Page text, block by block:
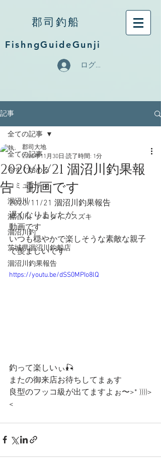
郡司釣船
FishngGuideGunji
ログイン
記事
全ての記事
今すぐ始める
コミュニティ
涸沼川
涸沼川、クロダイ、スズキ
涸沼川釣
茨城県涸沼川釣船店
涸沼川釣果報告
全ての記事
2020/11/21 涸沼川釣果報
告 動画です
郡司大地
2020年11月30日 読了時間: 1分
2020/11/21 涸沼川釣果報告
遅くなりましたが
動画です
いつも穏やかで楽しそうな素敵な親子
で羨ましいです
https://youtu.be/dSS0MPIo8lQ
釣って楽しいぃ🎣
またの御来店お待ちしてまぁす
良型のフッコ級が出てますよぉ〜>* ))))>
<